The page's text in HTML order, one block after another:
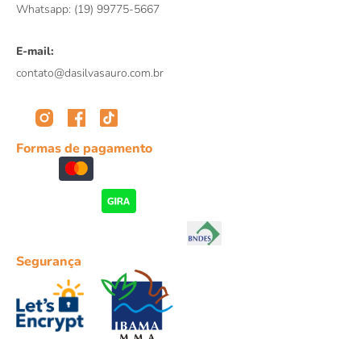
Whatsapp: (19) 99775-5667
E-mail:
contato@dasilvasauro.com.br
Formas de pagamento
Segurança